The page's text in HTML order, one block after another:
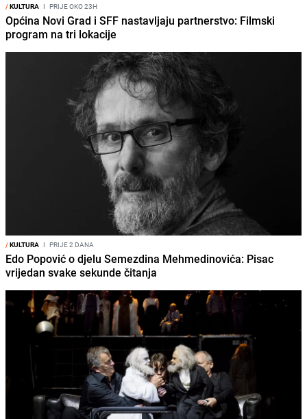
/KULTURA I PRIJE OKO 23H
Općina Novi Grad i SFF nastavljaju partnerstvo: Filmski
program na tri lokacije
/KULTURA I PRIJE 2 DANA
Edo Popović o djelu Semezdina Mehmedinovića: Pisac
vrijedan svake sekunde čitanja